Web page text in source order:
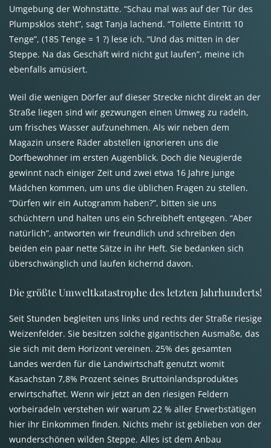
Umgebung der Wohnstätte. “Schau mal was auf der Tür des
Plumpsklos steht”, sagt Tanja lachend. “Toilette Eintritt 10
Tenge”, (185 Tenge = 1 ?) lese ich. “Und das mitten in der
Steppe. Na das Geschäft wird nicht gut laufen”, meine ich
ebenfalls amüsiert.
Weil die wenigen Dörfer auf dieser Strecke nicht direkt an der
Straße liegen sind wir gezwungen einen Umweg zu radeln,
um frisches Wasser aufzunehmen. Als wir neben dem
Magazin unsere Räder abstellen ignorieren uns die
Dorfbewohner im ersten Augenblick. Doch die Neugierde
gewinnt nach einiger Zeit und zwei etwa 16 Jahre junge
Mädchen kommen, um uns die üblichen Fragen zu stellen.
“Dürfen wir ein Autogramm haben?”, bitten sie uns
schüchtern und halten uns ein Schreibheft entgegen. “Aber
natürlich”, antworten wir freundlich und schreiben den
beiden ein paar nette Sätze in ihr Heft. Sie bedanken sich
überschwänglich und laufen kichernd davon.
Die größte Umweltkatastrophe des letzten Jahrhunderts!
Seit Stunden begleiten uns links und rechts der Straße riesige
Weizenfelder. Sie besitzen solche gigantischen Ausmaße, das
sie sich mit dem Horizont vereinen. 25% des gesamten
Landes werden für die Landwirtschaft genutzt womit
Kasachstan 7,8% Prozent seines Bruttoinlandsproduktes
erwirtschaftet. Wenn wir jetzt an den riesigen Feldern
vorbeiradeln verstehen wir warum 22 % aller Erwerbstätigen
hier ihr Einkommen finden. Nichts mehr ist geblieben von der
wunderschönen wilden Steppe. Alles ist dem Anbau